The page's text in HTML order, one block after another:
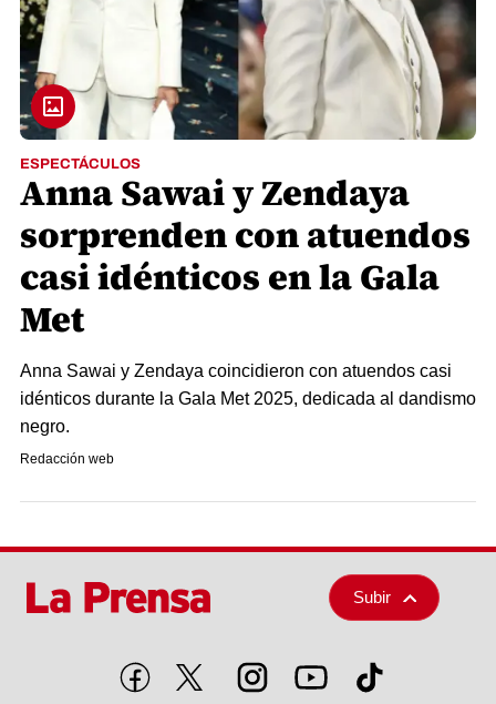
ESPECTÁCULOS
Anna Sawai y Zendaya
sorprenden con atuendos
casi idénticos en la Gala
Met
Anna Sawai y Zendaya coincidieron con atuendos casi
idénticos durante la Gala Met 2025, dedicada al dandismo
negro.
Redacción web
Subir